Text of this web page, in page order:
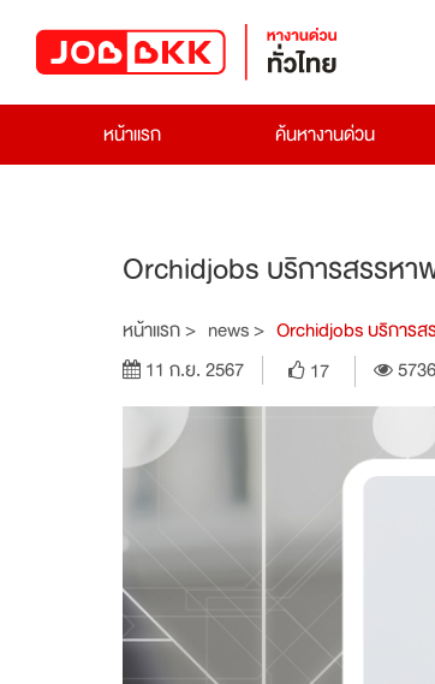
หน้าแรก
ค้นหางานด่วน
Orchidjobs บริการสรรหา
หน้าแรก > news > Orchidjobs บริการ
11 ก.ย. 2567
17 5736